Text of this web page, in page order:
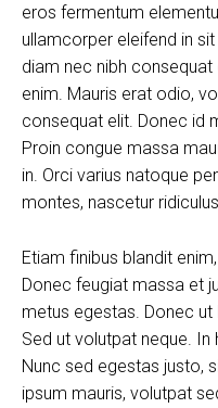
eros fermentum
ullamcorper eleifend in
diam nec nibh consequat
enim. Mauris erat odio,
consequat elit. Donec id
Proin congue massa
in. Orci varius natoque
montes, nascetur
Etiam finibus blandit
Donec feugiat massa et
metus egestas. Donec ut
Sed ut volutpat neque.
Nunc sed egestas justo,
ipsum mauris, volutpat